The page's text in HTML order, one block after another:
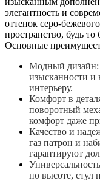
элегантность и
оттенок серо-
пространство, будь
Основные
Модный дизайн:
изысканности и
интерьеру.
Комфорт в
поворотный
комфорт даже
Качество и
газ патрон и
гарантируют
по высоте, стул